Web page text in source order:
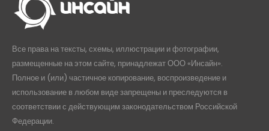
Все права на тексты, схемы, иллюстрации и фотографии,
размещенные на этом сайте, принадлежат ООО «Инсайн».
Полное и (или) частичное копирование, воспроизведение и
использование в любом виде запрещены и преследуются в
соответствии с действующим законодательством Российской
Федерации.